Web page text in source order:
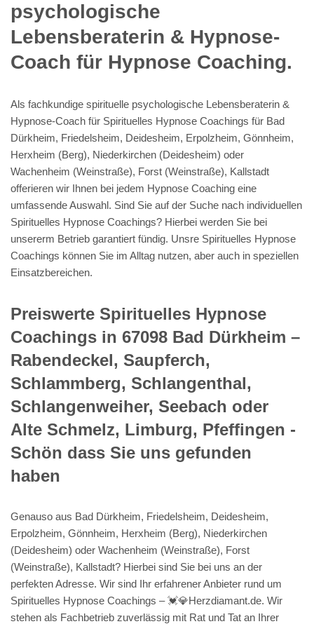
psychologische
Lebensberaterin & Hypnose-
Coach für Hypnose Coaching.
Als fachkundige spirituelle psychologische Lebensberaterin &
Hypnose-Coach für Spirituelles Hypnose Coachings für Bad
Dürkheim, Friedelsheim, Deidesheim, Erpolzheim, Gönnheim,
Herxheim (Berg), Niederkirchen (Deidesheim) oder
Wachenheim (Weinstraße), Forst (Weinstraße), Kallstadt
offerieren wir Ihnen bei jedem Hypnose Coaching eine
umfassende Auswahl. Sind Sie auf der Suche nach individuellen
Spirituelles Hypnose Coachings? Hierbei werden Sie bei
unsererm Betrieb garantiert fündig. Unsre Spirituelles Hypnose
Coachings können Sie im Alltag nutzen, aber auch in speziellen
Einsatzbereichen.
Preiswerte Spirituelles Hypnose
Coachings in 67098 Bad Dürkheim –
Rabendeckel, Saupferch,
Schlammberg, Schlangenthal,
Schlangenweiher, Seebach oder
Alte Schmelz, Limburg, Pfeffingen -
Schön dass Sie uns gefunden
haben
Genauso aus Bad Dürkheim, Friedelsheim, Deidesheim,
Erpolzheim, Gönnheim, Herxheim (Berg), Niederkirchen
(Deidesheim) oder Wachenheim (Weinstraße), Forst
(Weinstraße), Kallstadt? Hierbei sind Sie bei uns an der
perfekten Adresse. Wir sind Ihr erfahrener Anbieter rund um
Spirituelles Hypnose Coachings – 💓️💎Herzdiamant.de. Wir
stehen als Fachbetrieb zuverlässig mit Rat und Tat an Ihrer